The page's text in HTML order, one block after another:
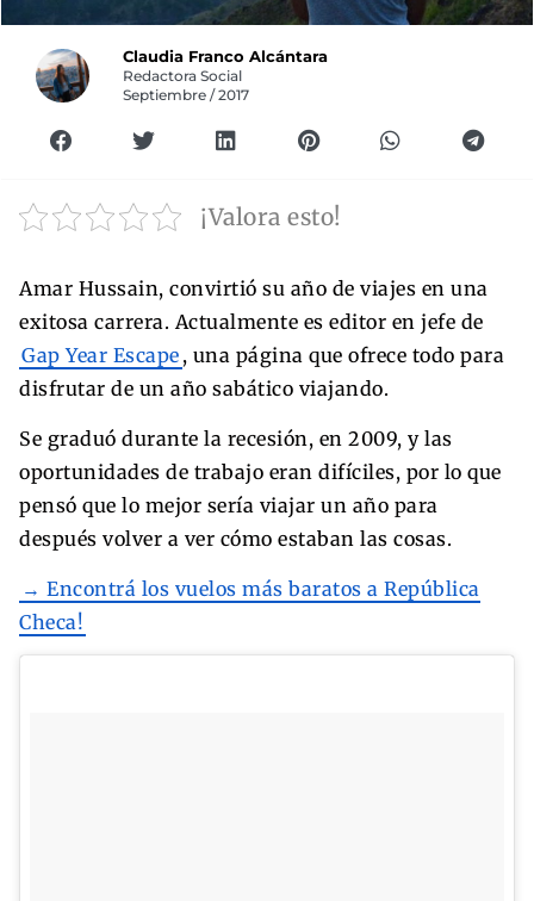
Claudia Franco Alcántara
Redactora Social
Septiembre / 2017
¡Valora esto!
Amar Hussain, convirtió su año de viajes en una
exitosa carrera. Actualmente es editor en jefe de
Gap Year Escape , una página que ofrece todo para
disfrutar de un año sabático viajando.
Se graduó durante la recesión, en 2009, y las
oportunidades de trabajo eran difíciles, por lo que
pensó que lo mejor sería viajar un año para
después volver a ver cómo estaban las cosas.
→ Encontrá los vuelos más baratos a República
Checa!